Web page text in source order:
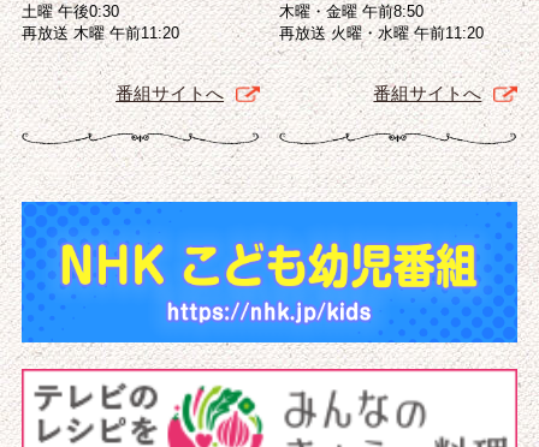
土曜 午後0:30
再放送 木曜 午前11:20
番組サイトへ
木曜・金曜 午前8:50
再放送 火曜・水曜 午前11:20
番組サイトへ